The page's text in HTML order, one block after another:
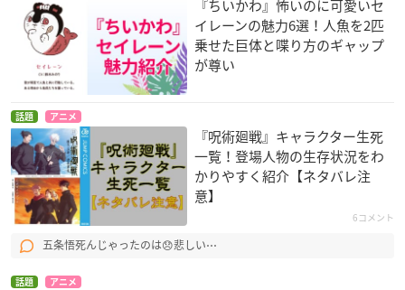
『ちいかわ』怖いのに可愛いセ
イレーンの魅力6選！人魚を2匹
乗せた巨体と喋り方のギャップ
が尊い
話題 アニメ
『呪術廻戦』キャラクター生死
一覧！登場人物の生存状況をわ
かりやすく紹介【ネタバレ注
意】
6コメント
五条悟死んじゃったのは😞悲しい⋯
話題 アニメ